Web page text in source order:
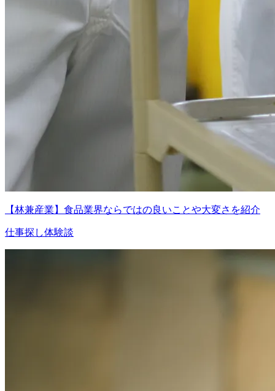
【林兼産業】食品業界ならではの良いことや大変さを紹介
仕事探し体験談